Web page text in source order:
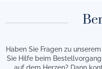
Haben Sie Fragen zu
Sie Hilfe beim